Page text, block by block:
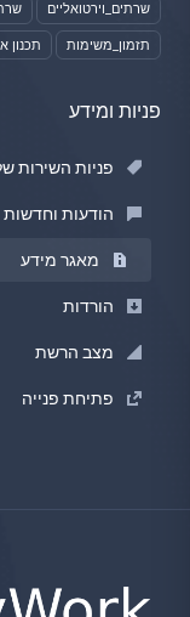
שרתים_וירטואליים
תזמון_משימות תכנון
פניות ומידע
פניות השירות
הודעות וחדשות
מאגר מידע
הורדות
מצב הרשת
פתיחת פנייה